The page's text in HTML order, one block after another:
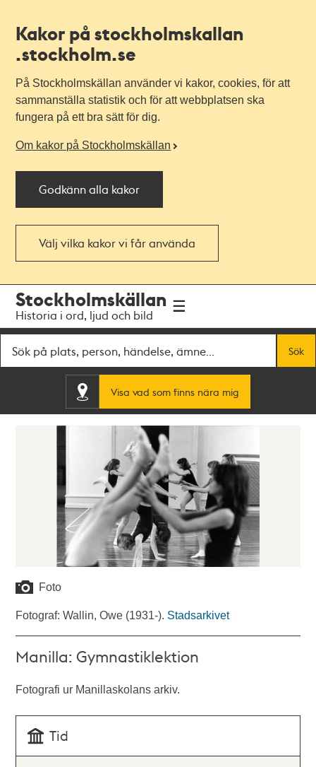
Kakor på stockholmskallan
.stockholm.se
På Stockholmskällan använder vi kakor, cookies, för att
sammanställa statistik och för att webbplatsen ska
fungera på ett bra sätt för dig.
Om kakor på Stockholmskällan
Godkänn alla kakor
Välj vilka kakor vi får använda
navigationen
huvudinnehållet
Stockholmskällan
Historia i ord, ljud och bild
Sök
Visa vad som finns nära mig
Foto
Fotograf: Wallin, Owe (1931-). Stadsarkivet
Manilla: Gymnastiklektion
Fotografi ur Manillaskolans arkiv.
Tid